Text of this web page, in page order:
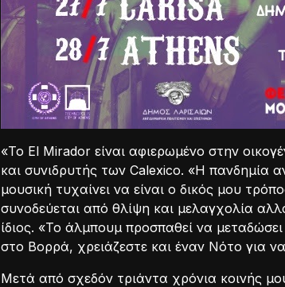
«Το El Mirador είναι αφιερωμένο στην
και συνιδρυτής των Calexico. «Η πανδημία
μουσική τυχαίνει να είναι ο δικός μου
συνοδεύεται από θλίψη και μελαγχολία
ίδιος. «Το άλμπουμ προσπαθεί να
στο Βορρά, χρειάζεστε και έναν Νότο για
Μετά από σχεδόν τριάντα χρόνια κοινής